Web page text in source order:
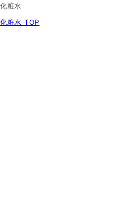
化粧水
化粧水 TOP